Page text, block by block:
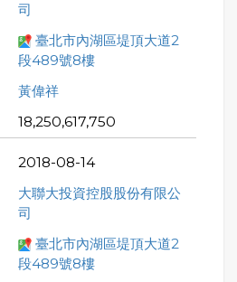
司
臺北市內湖區堤頂大道2
段489號8樓
黃偉祥
18,250,617,750
2018-08-14
大聯大投資控股股份有限公
司
臺北市內湖區堤頂大道2
段489號8樓